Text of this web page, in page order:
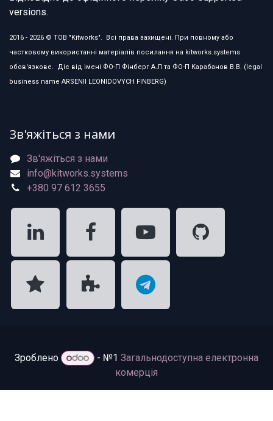
versions.
2016 - 2026 © ТОВ "Kitworks". Всі права захищені. При повному або
частковому використанні матеріалів посилання на kitworks.systems
обов'язкове. Діє від імені ФО-П Фінберг А.Л та ФО-П Карабанов В.В. (legal
business name ARSENII LEONIDOVYCH FINBERG)
Зв'яжіться з нами
Зв'яжіться з нами
info@kitworks.systems
+380 97 612 3655
Зроблено - №1 Загальнодоступна електронна
комерція